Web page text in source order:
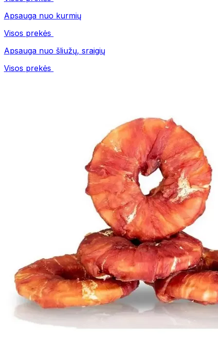
Apsauga nuo kurmių
Visos prekės
Apsauga nuo šliužų, sraigių
Visos prekės